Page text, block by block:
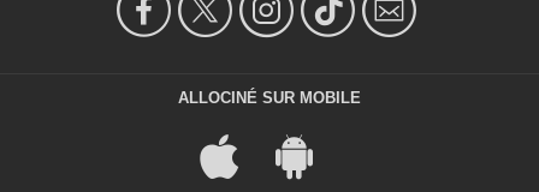
ALLOCINÉ SUR MOBILE